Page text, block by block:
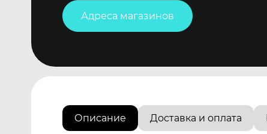
Адреса магазинов
Описание Доставка и оплата